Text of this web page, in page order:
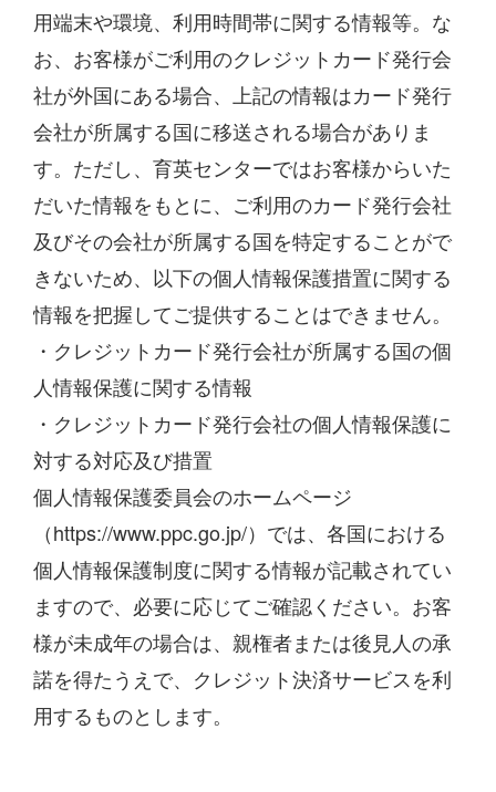
付済みの金銭については、速やかに返還します。
お申込み講座に伴う関連商品として購入されたテキス
ト、その他商品がある場合には、上記1ないし5と同様に
クーリング・オフをすることができます。関連商品の引渡
しが既にされている時は、その引取り費用は請求しませ
ん。
「入塾」や、2ヶ月を超えかつ5万円を超える費用の「特
別講習」の申込書上の申込日後、特定商取引法第42条第2
項または第
3項の書面受領日を第1日目として8日を経過した後におい
ては、将来に向かって契約の解除を行うことができ、これ
によってこの
解除以降の契約を解消させることができます。この場合、
役務たる授業の提供の前と後とで、取扱いが異なります。
1 授業提供の開始前に中途解約された場合
契約手数料として1万1千円（消費税を含む）をお支払い
いただきます。
（自己都合で授業を欠席された等、受講が可能にもかかわ
らず受講しなかった場合には、授業提供の開始後となり、
(イ) 1万1千円を上回る納付額の場合は、この上回った
分は返還させていただきます。
(ロ) 1万1千円に満たない納付額の場合は、その差額分
を申し受けます。
授業提供の開始後に中途解約された場合
用端末や環境、利用時間帯に関する情報等。な
お、お客様がご利用のクレジットカード発行会
社が外国にある場合、上記の情報はカード発行
会社が所属する国に移送される場合がありま
す。ただし、育英センターではお客様からいた
だいた情報をもとに、ご利用のカード発行会社
及びその会社が所属する国を特定することがで
きないため、以下の個人情報保護措置に関する
情報を把握してご提供することはできません。
・クレジットカード発行会社が所属する国の個
人情報保護に関する情報
・クレジットカード発行会社の個人情報保護に
対する対応及び措置
個人情報保護委員会のホームページ
（https://www.ppc.go.jp/）では、各国における
個人情報保護制度に関する情報が記載されてい
ますので、必要に応じてご確認ください。お客
様が未成年の場合は、親権者または後見人の承
諾を得たうえで、クレジット決済サービスを利
用するものとします。